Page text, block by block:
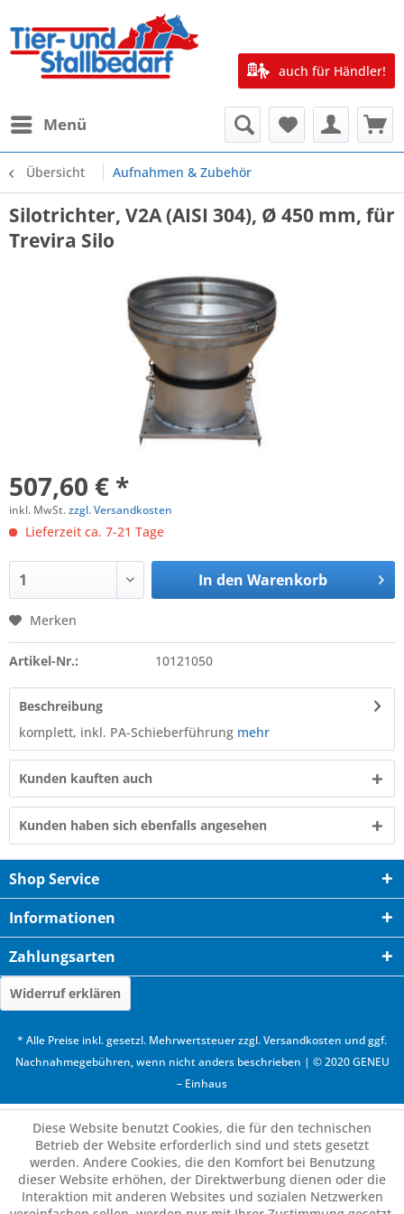
Menü
auch für Händler!
Übersicht Aufnahmen & Zubehör
Silotrichter, V2A (AISI 304), Ø 450 mm, für
Trevira Silo
507,60 € *
inkl. MwSt.zzgl. Versandkosten
Lieferzeit ca. 7-21 Tage
In den Warenkorb
Merken
Artikel-Nr.: 10121050
Beschreibung
komplett, inkl. PA-Schieberführung mehr
Kunden kauften auch
Kunden haben sich ebenfalls angesehen
Shop Service
Informationen
Zahlungsarten
Widerruf erklären
* Alle Preise inkl. gesetzl. Mehrwertsteuer zzgl.Versandkosten und ggf.
Nachnahmegebühren, wenn nicht anders beschrieben | © 2020 GENEU
– Einhaus
Diese Website benutzt Cookies, die für den technischen
Betrieb der Website erforderlich sind und stets gesetzt
werden. Andere Cookies, die den Komfort bei Benutzung
dieser Website erhöhen, der Direktwerbung dienen oder die
Interaktion mit anderen Websites und sozialen Netzwerken